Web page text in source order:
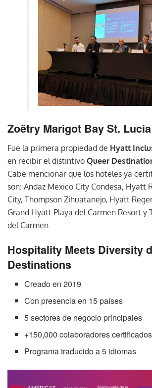
Zoëtry Marigot Bay St. Lucia
Fue la primera propiedad de Hyatt
en recibir el distintivo Queer
Cabe mencionar que los hoteles ya
son: Andaz Mexico City Condesa, Hyatt
City, Thompson Zihuatanejo, Hyatt
Grand Hyatt Playa del Carmen Resort y
del Carmen.
Hospitality Meets Diversity
Destinations
Creado en 2019
Con presencia en 15 países
5 sectores de negocio principales
+150,000 colaboradores certificados
Programa traducido a 5 idiomas